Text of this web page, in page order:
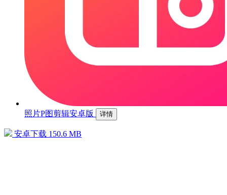
照片P图剪辑安卓版 详情
安卓下载 150.6 MB